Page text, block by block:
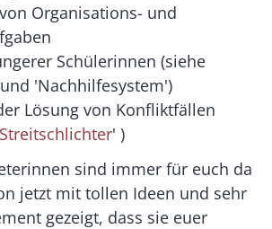
Organisations- und
Schülerinnen (siehe
'Nachhilfesystem')
Lösung von Konfliktfällen
Streitschlichter' )
sind immer für euch da
jetzt mit tollen Ideen und sehr
gezeigt, dass sie euer